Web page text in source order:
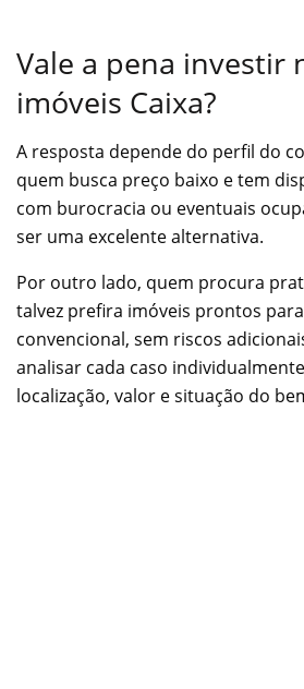
Vale a pena investir
imóveis Caixa?
A resposta depende do perfil do
quem busca preço baixo e tem
com burocracia ou eventuais
ser uma excelente alternativa.
Por outro lado, quem procura
talvez prefira imóveis prontos
convencional, sem riscos
analisar cada caso
localização, valor e situação do